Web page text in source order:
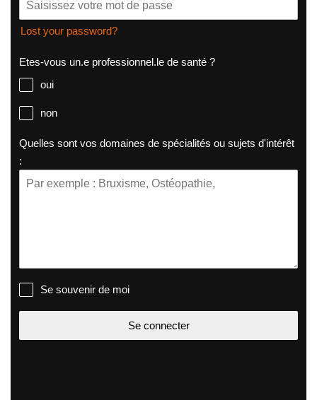
Lost your password?
Etes-vous un.e professionnel.le de santé ?
oui
non
Quelles sont vos domaines de spécialités ou sujets d'intérêt
:
Se souvenir de moi
Se connecter